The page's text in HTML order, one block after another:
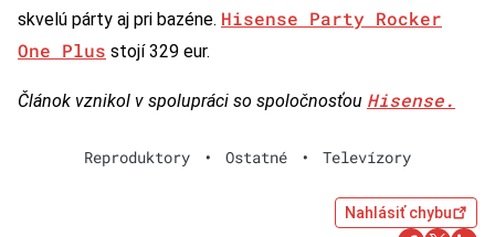
skvelú párty aj pri bazéne. Hisense Party Rocker
One Plus stojí 329 eur.
Článok vznikol v spolupráci so spoločnosťou Hisense.
Reproduktory • Ostatné • Televízory
Nahlásiť chybu